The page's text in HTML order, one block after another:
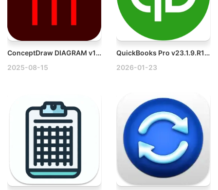
ConceptDraw DIAGRAM v18.0.1.571 Mac矢量图设计工具破解版
2025-08-15
QuickBooks Pro v23.1.9.R10 Plus Mac财务会计管理软件
2026-01-23